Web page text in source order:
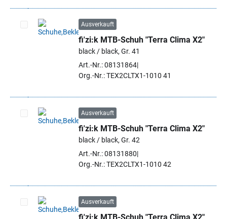
Artikel auswählen
Ausverkauft
fi'zi:k MTB-Schuh "Terra Clima X2"
black / black, Gr. 41
Art.-Nr.: 08131864
Org.-Nr.: TEX2CLTX1-1010 41
Artikel auswählen
Ausverkauft
fi'zi:k MTB-Schuh "Terra Clima X2"
black / black, Gr. 42
Art.-Nr.: 08131880
Org.-Nr.: TEX2CLTX1-1010 42
Ausverkauft